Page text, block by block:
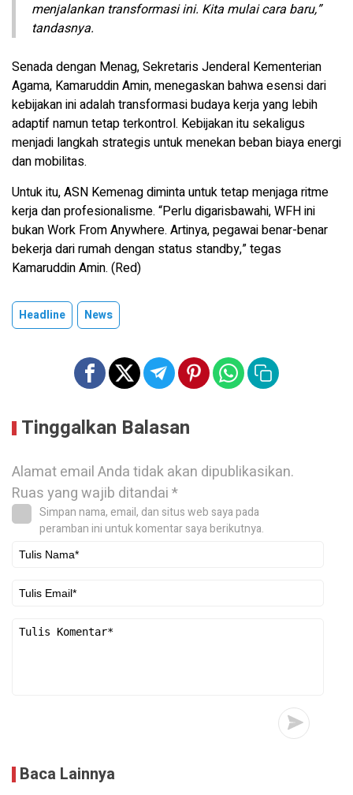
menjalankan transformasi ini. Kita mulai cara baru,”
tandasnya.
Senada dengan Menag, Sekretaris Jenderal Kementerian
Agama, Kamaruddin Amin, menegaskan bahwa esensi dari
kebijakan ini adalah transformasi budaya kerja yang lebih
adaptif namun tetap terkontrol. Kebijakan itu sekaligus
menjadi langkah strategis untuk menekan beban biaya energi
dan mobilitas.
Untuk itu, ASN Kemenag diminta untuk tetap menjaga ritme
kerja dan profesionalisme. “Perlu digarisbawahi, WFH ini
bukan Work From Anywhere. Artinya, pegawai benar-benar
bekerja dari rumah dengan status standby,” tegas
Kamaruddin Amin. (Red)
Headline News
Tinggalkan Balasan
Alamat email Anda tidak akan dipublikasikan.
Ruas yang wajib ditandai*
Simpan nama, email, dan situs web saya pada
peramban ini untuk komentar saya berikutnya.
Baca Lainnya